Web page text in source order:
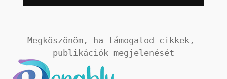
Megköszönöm, ha támogatod cikkek,
publikációk megjelenését